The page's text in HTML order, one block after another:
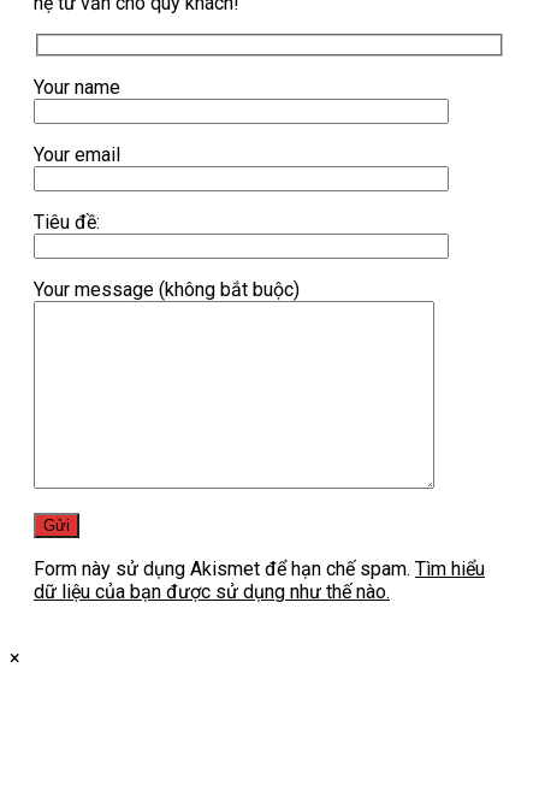
Your name
Your email
Tiêu đề:
Your message (không bắt buộc)
Form này sử dụng Akismet để hạn chế spam. Tìm hiểu
dữ liệu của bạn được sử dụng như thế nào.
×